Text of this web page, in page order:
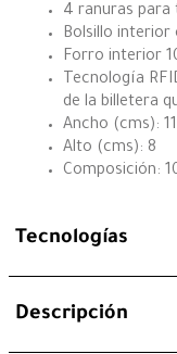
4 ranuras para
Bolsillo interior
Forro interior
Tecnología
de la billetera
Ancho (cms): 11
Alto (cms): 8
Composición:
Tecnologías
Descripción